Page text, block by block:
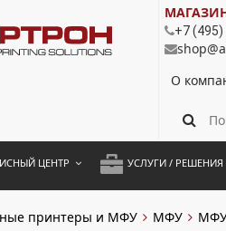
+7 (495)
О
ЦЕНТР УСЛУГИ / РЕШЕНИЯ
принтеры и МФУ МФУ МФУ